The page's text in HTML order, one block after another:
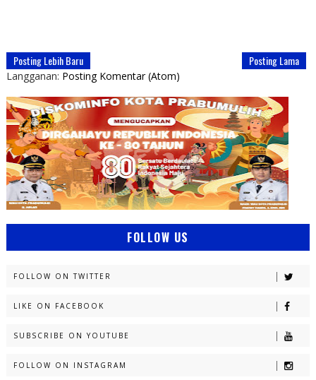
Posting Lebih Baru Posting Lama
Langganan: Posting Komentar (Atom)
FOLLOW US
FOLLOW ON TWITTER
LIKE ON FACEBOOK
SUBSCRIBE ON YOUTUBE
FOLLOW ON INSTAGRAM